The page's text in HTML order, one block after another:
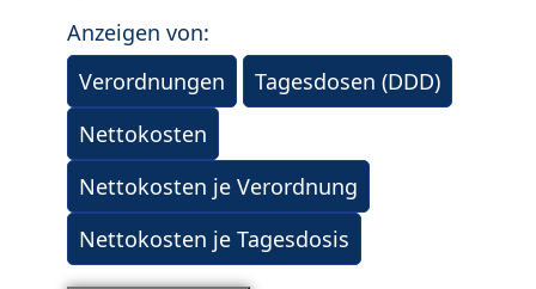
Anzeigen von:
Verordnungen
Tagesdosen (DDD)
Nettokosten
Nettokosten je Verordnung
Nettokosten je Tagesdosis